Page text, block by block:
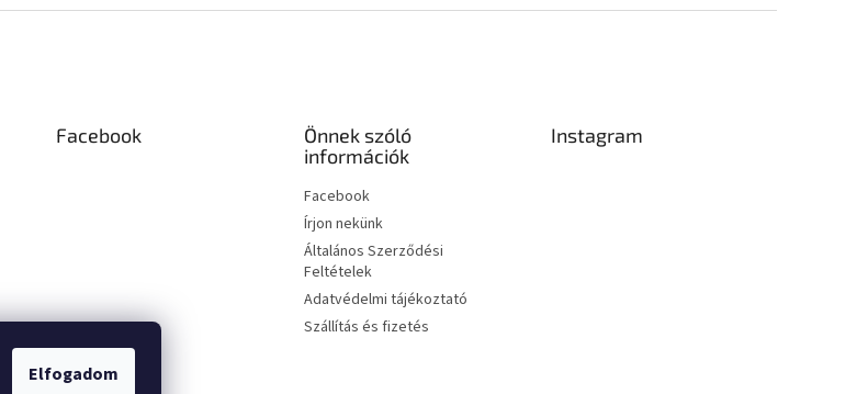
Elfogadom
Facebook
Önnek szóló
információk
Facebook
Írjon nekünk
Általános Szerződési
Feltételek
Adatvédelmi tájékoztató
Szállítás és fizetés
Instagram